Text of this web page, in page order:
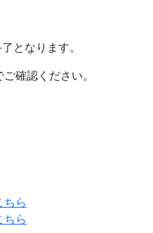
となります。
ご確認ください。
ちら
ちら